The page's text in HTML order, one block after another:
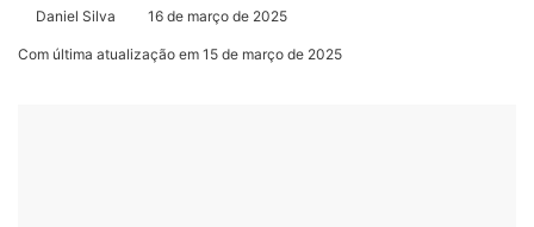
Daniel Silva 16 de março de 2025
Com última atualização em 15 de março de 2025